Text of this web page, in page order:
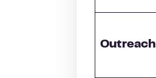
Outreach